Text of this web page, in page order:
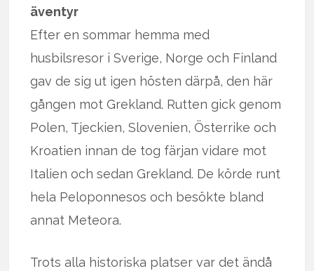
äventyr
Efter en sommar hemma med
husbilsresor i Sverige, Norge och Finland
gav de sig ut igen hösten därpå, den här
gången mot Grekland. Rutten gick genom
Polen, Tjeckien, Slovenien, Österrike och
Kroatien innan de tog färjan vidare mot
Italien och sedan Grekland. De körde runt
hela Peloponnesos och besökte bland
annat Meteora.
Trots alla historiska platser var det ändå